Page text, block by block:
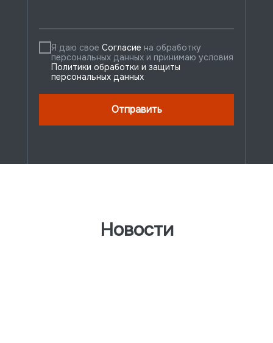
Я даю свое Согласие на обработку
персональных данных и принимаю условия
Политики обработки и защиты
персональных данных
Отправить
Новости